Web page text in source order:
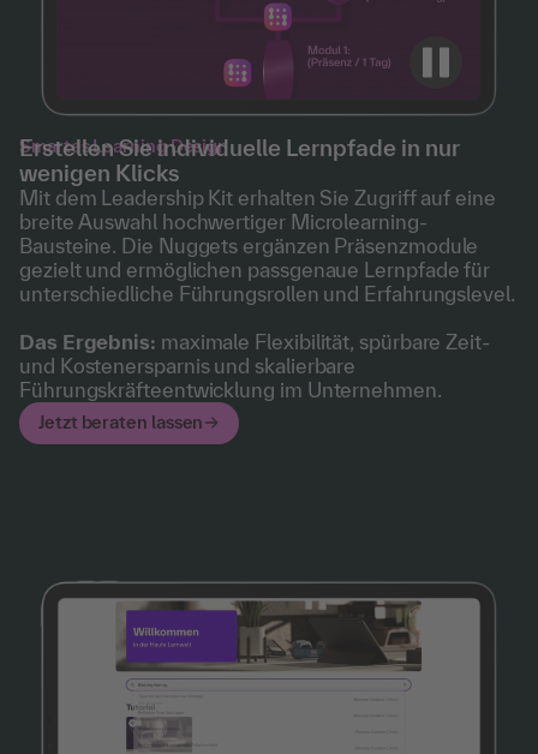
Smartes Learning Design
Erstellen Sie individuelle Lernpfade in nur
wenigen Klicks
Mit dem Leadership Kit erhalten Sie Zugriff auf eine
breite Auswahl hochwertiger Microlearning-
Bausteine. Die Nuggets ergänzen Präsenzmodule
gezielt und ermöglichen passgenaue Lernpfade für
unterschiedliche Führungsrollen und Erfahrungslevel.
Das Ergebnis: maximale Flexibilität, spürbare Zeit-
und Kostenersparnis und skalierbare
Führungskräfteentwicklung im Unternehmen.
Jetzt beraten lassen